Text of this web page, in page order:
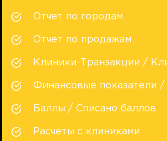
Отчет по городам
Отчет по продажам
Клиники-Транзакции /
Финансовые показатели /
Баллы / Списано баллов
Расчеты с клиниками